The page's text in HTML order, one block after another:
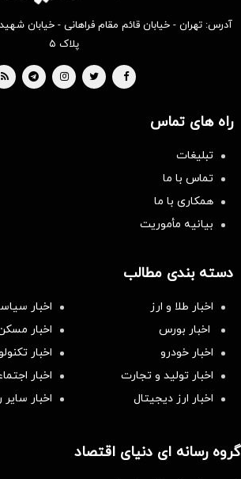
آدرس: تهران - خیابان قائم مقام فراهانی - خیابان
پلاک ۵
راه های تماس
تبلیغات
تماس با ما
همکاری با ما
بیانیه مأموریت
دسته بندی مطالب
اخبار طلا و ارز
اخبار
اخبار بورس
اخبار
اخبار خودرو
اخبار
اخبار تولید و تجارت
اخبار
اخبار ارز دیجیتال
اخبار
گروه رسانه ای دنیای اقتصاد